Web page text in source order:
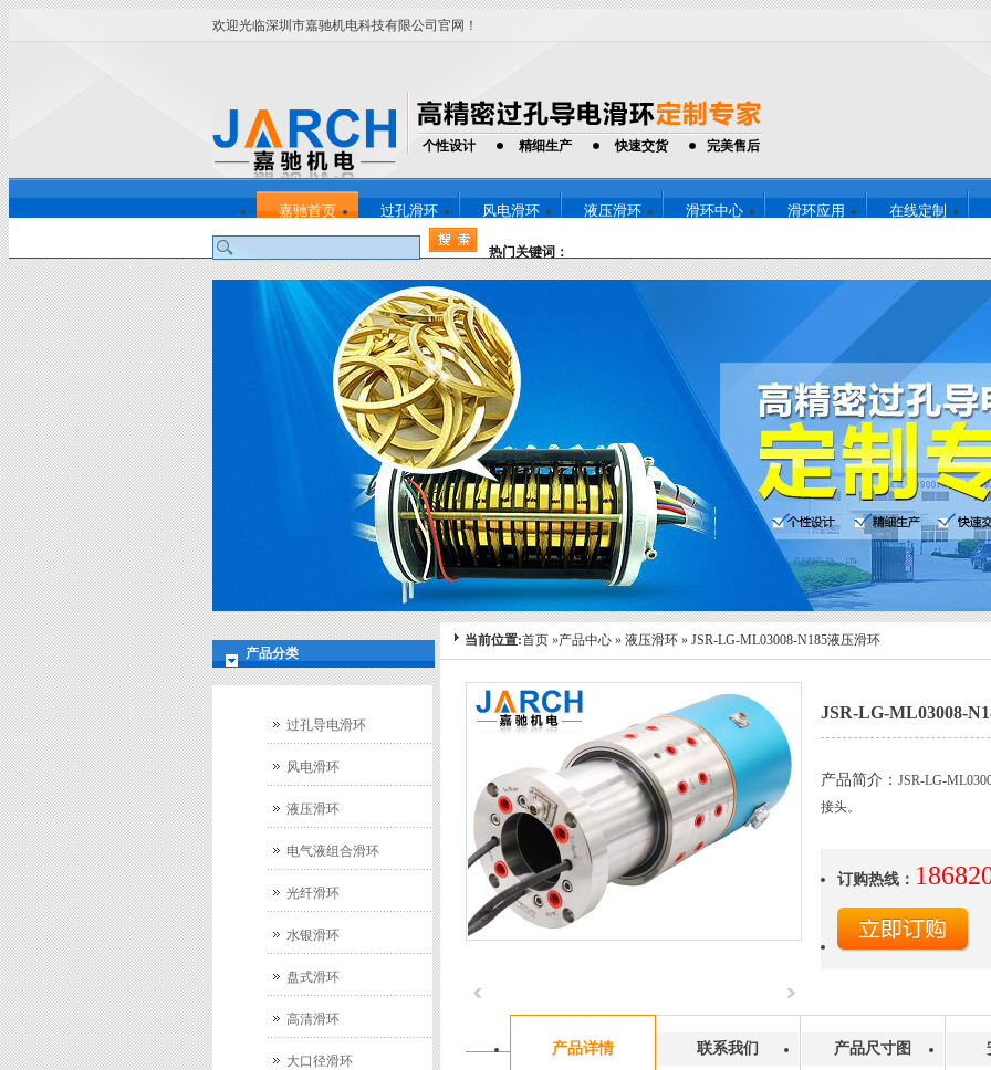
欢迎光临深圳市嘉驰机电科技有限公司官网！
个性设计 精细生产 快速交货 完美售后
嘉驰首页 过孔滑环 风电滑环 液压滑环 滑环中心 滑环应用 在线定制
热门关键词：
产品分类
过孔导电滑环
风电滑环
液压滑环
电气液组合滑环
光纤滑环
水银滑环
盘式滑环
高清滑环
大口径滑环
当前位置:首页 »产品中心 » 液压滑环 » JSR-LG-ML03008-N185液压滑环
JSR-LG-ML03008-
产品简介： JSR-LG-
接头。
订购热线：
产品详情 联系我们 产品尺寸图